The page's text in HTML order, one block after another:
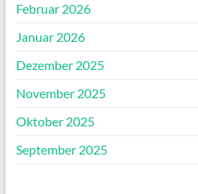
Februar 2026
Januar 2026
Dezember 2025
November 2025
Oktober 2025
September 2025